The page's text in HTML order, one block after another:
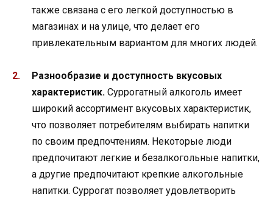
также связана с его легкой доступностью в
магазинах и на улице, что делает его
привлекательным вариантом для многих людей.
Разнообразие и доступность вкусовых
характеристик. Суррогатный алкоголь имеет
широкий ассортимент вкусовых характеристик,
что позволяет потребителям выбирать напитки
по своим предпочтениям. Некоторые люди
предпочитают легкие и безалкогольные напитки,
а другие предпочитают крепкие алкогольные
напитки. Суррогат позволяет удовлетворить